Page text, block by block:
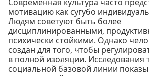
Современная культура часто
мотивацию как сугубо
Людям советуют быть более
дисциплинированными,
психически стойкими. Однако
создан для того, чтобы
в полной изоляции. Исследования
социальной базовой линии